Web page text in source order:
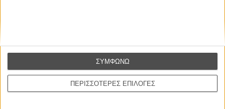
ΠΕΡΙΣΣΟΤΕΡΕΣ ΕΠΙΛΟΓΕΣ
ΣΥΜΦΩΝΩ